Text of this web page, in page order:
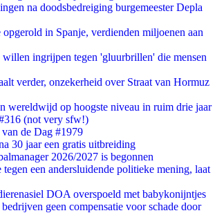
na doodsbedreiging burgemeester Depla
opgerold in Spanje, verdienden miljoenen aan
ingrijpen tegen 'gluurbrillen' die mensen
verder, onzekerheid over Straat van Hormuz
wereldwijd op hoogste niveau in ruim drie jaar
(not very sfw!)
de Dag #1979
30 jaar een gratis uitbreiding
2026/2027 is begonnen
tegen een andersluidende politieke mening, laat
DOA overspoeld met babykonijntjes
geen compensatie voor schade door